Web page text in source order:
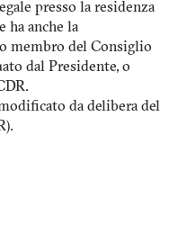
presso la residenza
ha anche la
membro del Consiglio
dal Presidente, o
da delibera del